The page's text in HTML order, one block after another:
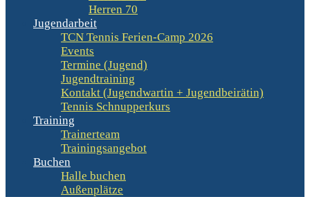
Herren 70
Jugendarbeit
TCN Tennis Ferien-Camp 2026
Events
Termine (Jugend)
Jugendtraining
Kontakt (Jugendwartin + Jugendbeirätin)
Tennis Schnupperkurs
Training
Trainerteam
Trainingsangebot
Buchen
Halle buchen
Außenplätze